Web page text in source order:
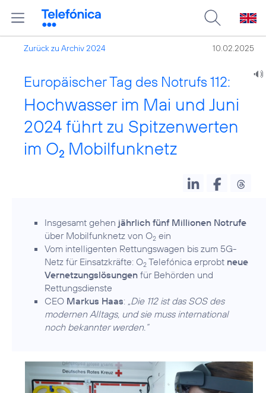
Zurück zu Archiv 2024 10.02.2025
Europäischer Tag des Notrufs 112:
Hochwasser im Mai und Juni
2024 führt zu Spitzenwerten
im O2 Mobilfunknetz
Insgesamt gehen jährlich fünf Millionen Notrufe
über Mobilfunknetz von O2 ein
Vom intelligenten Rettungswagen bis zum 5G-
Netz für Einsatzkräfte: O2 Telefónica erprobt neue
Vernetzungslösungen für Behörden und
Rettungsdienste
CEO Markus Haas: „Die 112 ist das SOS des
modernen Alltags, und sie muss international
noch bekannter werden.“